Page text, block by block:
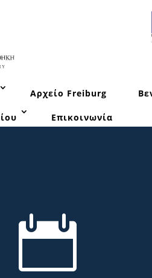
Αρχείο Freiburg
Επικοινωνία
